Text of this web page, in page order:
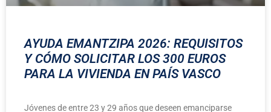
AYUDA EMANTZIPA 2026: REQUISITOS
Y CÓMO SOLICITAR LOS 300 EUROS
PARA LA VIVIENDA EN PAÍS VASCO
Jóvenes de entre 23 y 29 años que deseen emanciparse